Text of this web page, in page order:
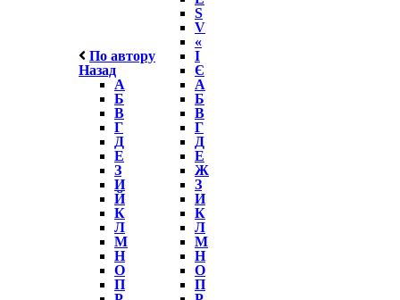
По автору
Назад
А
Б
В
Г
Д
Е
З
И
Й
К
Л
М
Н
О
П
S
V
«
І
Є
А
Б
В
Г
Д
Е
Ж
З
И
К
Л
М
Н
О
П